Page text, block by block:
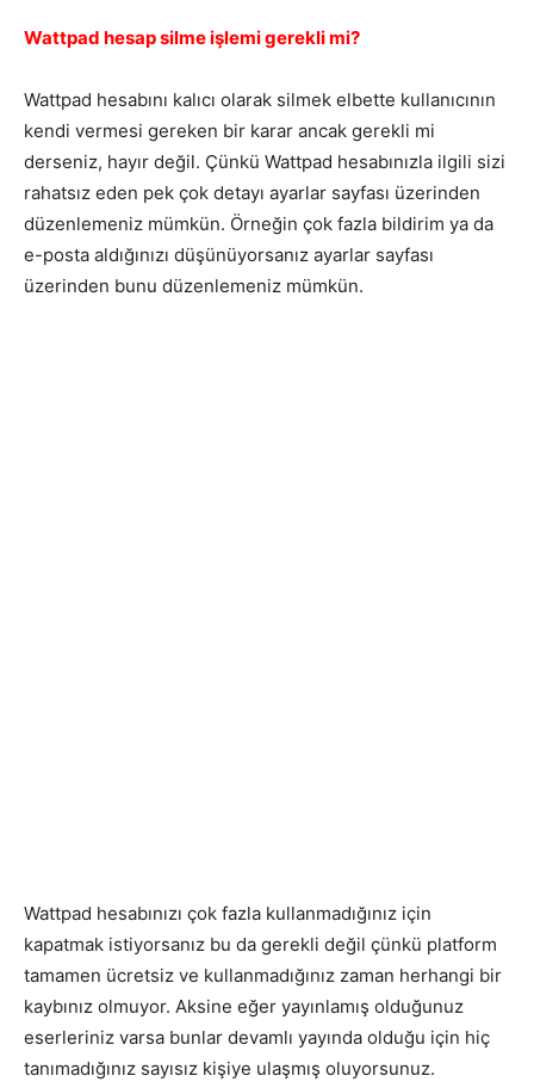
Wattpad hesap silme işlemi gerekli mi?
Wattpad hesabını kalıcı olarak silmek elbette kullanıcının
kendi vermesi gereken bir karar ancak gerekli mi
derseniz, hayır değil. Çünkü Wattpad hesabınızla ilgili sizi
rahatsız eden pek çok detayı ayarlar sayfası üzerinden
düzenlemeniz mümkün. Örneğin çok fazla bildirim ya da
e-posta aldığınızı düşünüyorsanız ayarlar sayfası
üzerinden bunu düzenlemeniz mümkün.
Wattpad hesabınızı çok fazla kullanmadığınız için
kapatmak istiyorsanız bu da gerekli değil çünkü platform
tamamen ücretsiz ve kullanmadığınız zaman herhangi bir
kaybınız olmuyor. Aksine eğer yayınlamış olduğunuz
eserleriniz varsa bunlar devamlı yayında olduğu için hiç
tanımadığınız sayısız kişiye ulaşmış oluyorsunuz.